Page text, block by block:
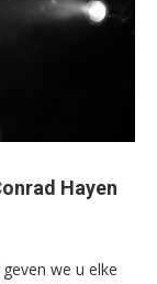
Hayen
we u elke